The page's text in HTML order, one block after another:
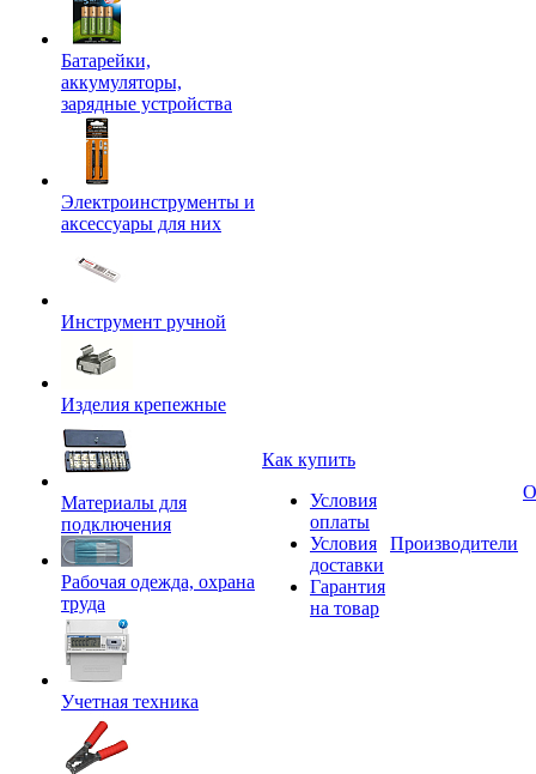
Батарейки,
аккумуляторы,
зарядные устройства
Электроинструменты и
аксессуары для них
Инструмент ручной
Изделия крепежные
Материалы для
подключения
Рабочая одежда, охрана
труда
Учетная техника
Как купить
Условия
оплаты
Условия
доставки
Гарантия
на товар
Производители